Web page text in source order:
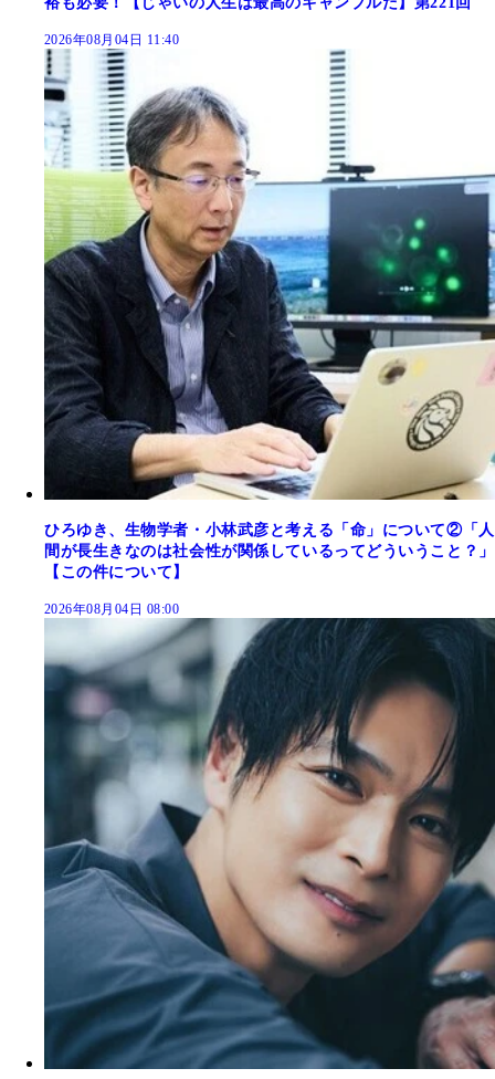
2026年08月04日 11:40
ひろゆき、生物学者・小林武彦と考える「命」について②「人
間が長生きなのは社会性が関係しているってどういうこと？」
【この件について】
2026年08月04日 08:00